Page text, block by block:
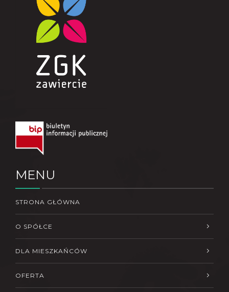
MENU
STRONA GŁÓWNA
O SPÓŁCE
DLA MIESZKAŃCÓW
OFERTA